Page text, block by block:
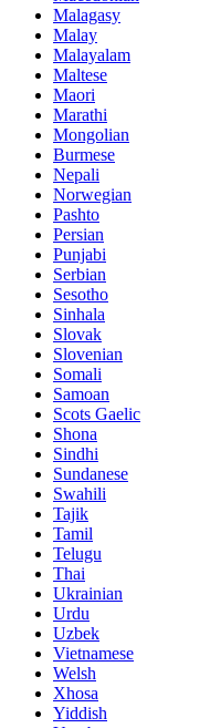
Malagasy
Malay
Malayalam
Maltese
Maori
Marathi
Mongolian
Burmese
Nepali
Norwegian
Pashto
Persian
Punjabi
Serbian
Sesotho
Sinhala
Slovak
Slovenian
Somali
Samoan
Scots Gaelic
Shona
Sindhi
Sundanese
Swahili
Tajik
Tamil
Telugu
Thai
Ukrainian
Urdu
Uzbek
Vietnamese
Welsh
Xhosa
Yiddish